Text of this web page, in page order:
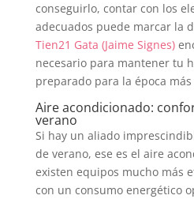
conseguirlo, contar con los
adecuados puede marcar la
Tien21 Gata (Jaime Signes)
necesario para mantener tu
preparado para la época
Aire acondicionado:
verano
Si hay un aliado
de verano, ese es el aire
existen equipos mucho más
con un consumo energético